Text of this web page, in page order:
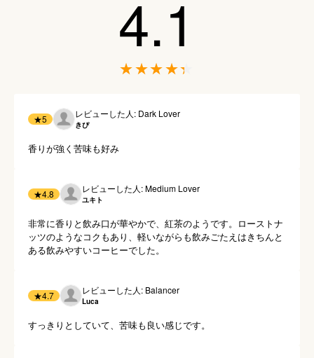
4.1
★5 レビューした人: Dark Lover
きぴ
香りが強く苦味も好み
★4.8 レビューした人: Medium Lover
ユキト
非常に香りと飲み口が華やかで、紅茶のようです。ローストナ
ッツのようなコクもあり、軽いながらも飲みごたえはきちんと
ある飲みやすいコーヒーでした。
★4.7 レビューした人: Balancer
Luca
すっきりとしていて、苦味も良い感じです。